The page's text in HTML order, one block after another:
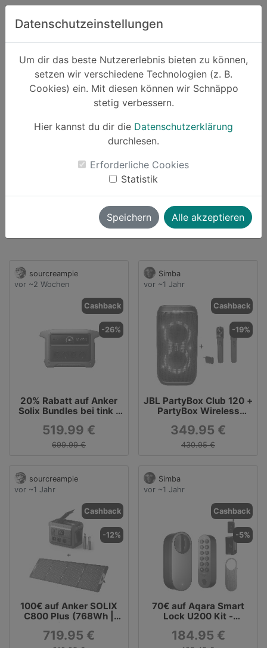
Zum Hauptinhalt springen
Datenschutzeinstellungen
Um dir das beste Nutzererlebnis bieten zu können,
setzen wir verschiedene Technologien (z. B.
Cookies) ein. Mit diesen können wir Schnäppo
stetig verbessern.
Hier kannst du dir die Datenschutzerklärung
durchlesen.
Erforderliche Cookies
Statistik
Speichern Alle akzeptieren
Suchen
Partner tink
Schnäppchen von tink
165 Angebote | bis zu2.5% Cashback
Direkt zum Partnerlaunch
sourcreampie
vor ~2 Wochen
Cashback
-26%
20% Rabatt auf Anker
Solix Bundles bei tink -
Powerstation (Gen. 2)
519.99 €
699.99 €
Simba
vor ~1 Jahr
Cashback
-19%
JBL PartyBox Club 120 +
PartyBox Wireless
349.95 €
430.95 €
sourcreampie
vor ~1 Jahr
Cashback
-12%
100€ auf Anker SOLIX
C800 Plus (768Wh |
1200W) - Tragbare
Powerstation + PS200 -
719.95 €
Simba
vor ~1 Jahr
Cashback
-5%
70€ auf Aqara Smart
Lock U200 Kit -
Keypad + gratis Fob und
184.95 €